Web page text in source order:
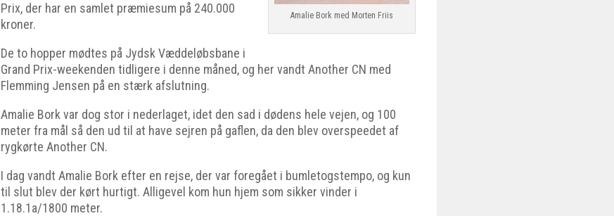
Amalie Bork med Morten Friis
Prix, der har en samlet præmiesum på 240.000
kroner.
De to hopper mødtes på Jydsk Væddeløbsbane i
Grand Prix-weekenden tidligere i denne måned, og her vandt Another CN med
Flemming Jensen på en stærk afslutning.
Amalie Bork var dog stor i nederlaget, idet den sad i dødens hele vejen, og 100
meter fra mål så den ud til at have sejren på gaflen, da den blev overspeedet af
rygkørte Another CN.
I dag vandt Amalie Bork efter en rejse, der var foregået i bumletogstempo, og kun
til slut blev der kørt hurtigt. Alligevel kom hun hjem som sikker vinder i
1.18.1a/1800 meter.